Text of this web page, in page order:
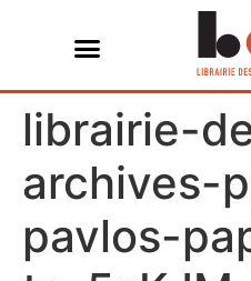
librairie-
archives-
pavlos-